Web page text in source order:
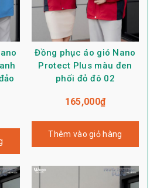
Đồng phục áo gió Nano
Protect Plus màu đen
phối đỏ đô 02
165,000₫
Thêm vào giỏ hàng